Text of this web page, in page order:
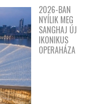
2026-BAN
NYÍLIK MEG
SANGHAJ ÚJ
IKONIKUS
OPERAHÁZA